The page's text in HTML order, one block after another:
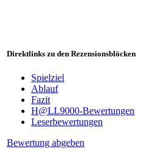
Direktlinks zu den Rezensionsblöcken
Spielziel
Ablauf
Fazit
H@LL9000-Bewertungen
Leserbewertungen
Bewertung abgeben